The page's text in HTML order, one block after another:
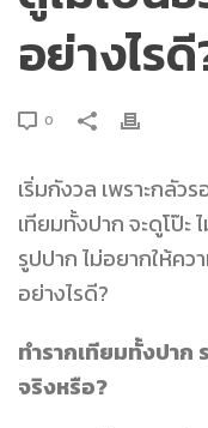
อย่างไร
0
เริ่มกังวล เพราะกลัว
เทียมทั้งปากจะดูโป๊ะ
รูปปาก ไม่อยากให้ค
อย่างไรดี?
ทำรากเทียมทั้งปาก
จริงหรือ?